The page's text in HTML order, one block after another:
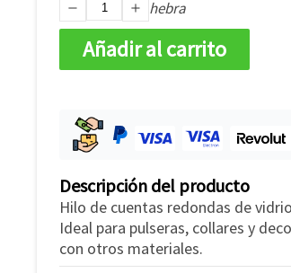
hebra
Añadir al carrito
Descripción del producto
Hilo de cuentas redondas de
Ideal para pulseras, collares y
con otros materiales.